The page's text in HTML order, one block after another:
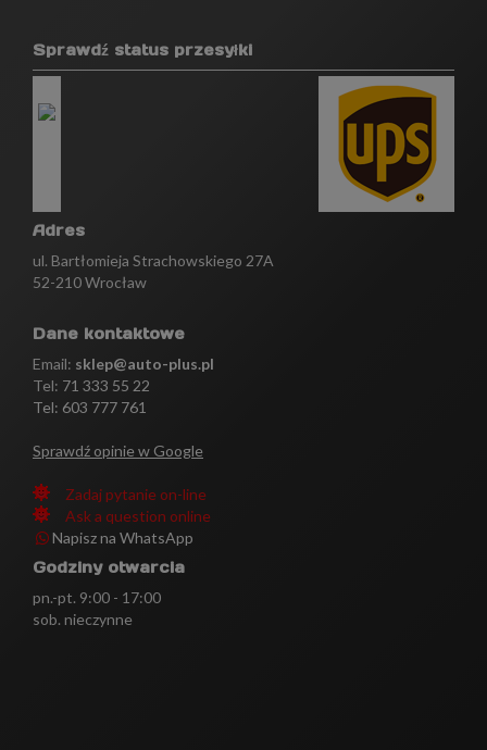
Sprawdź status przesyłki
Adres
ul. Bartłomieja Strachowskiego 27A
52-210 Wrocław
Dane kontaktowe
Email: sklep@auto-plus.pl
Tel: 71 333 55 22
Tel: 603 777 761
Sprawdź opinie w Google
Zadaj pytanie on-line
Ask a question online
Napisz na WhatsApp
Godziny otwarcia
pn.-pt. 9:00 - 17:00
sob. nieczynne